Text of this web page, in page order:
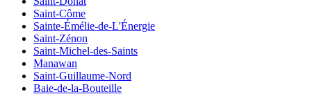
Saint-Côme
Sainte-Émélie-de-L'Énergie
Saint-Zénon
Saint-Michel-des-Saints
Manawan
Saint-Guillaume-Nord
Baie-de-la-Bouteille